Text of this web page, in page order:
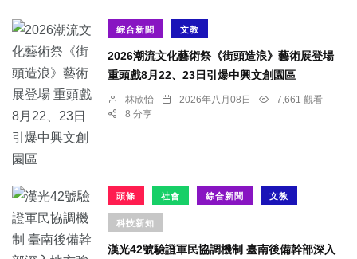
綜合新聞 文教
2026潮流文化藝術祭《街頭造浪》藝術展登場
重頭戲8月22、23日引爆中興文創園區
林欣怡 2026年八月08日
7,661 觀看
8 分享
頭條 社會 綜合新聞 文教
科技新知
漢光42號驗證軍民協調機制 臺南後備幹部深入